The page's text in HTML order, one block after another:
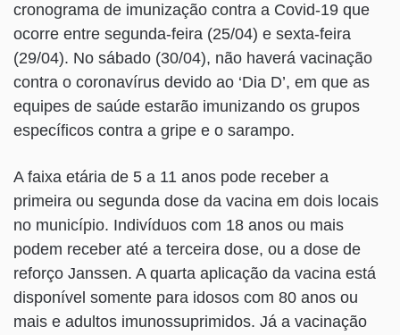
cronograma de imunização contra a Covid-19 que
ocorre entre segunda-feira (25/04) e sexta-feira
(29/04). No sábado (30/04), não haverá vacinação
contra o coronavírus devido ao ‘Dia D’, em que as
equipes de saúde estarão imunizando os grupos
específicos contra a gripe e o sarampo.
A faixa etária de 5 a 11 anos pode receber a
primeira ou segunda dose da vacina em dois locais
no município. Indivíduos com 18 anos ou mais
podem receber até a terceira dose, ou a dose de
reforço Janssen. A quarta aplicação da vacina está
disponível somente para idosos com 80 anos ou
mais e adultos imunossuprimidos. Já a vacinação